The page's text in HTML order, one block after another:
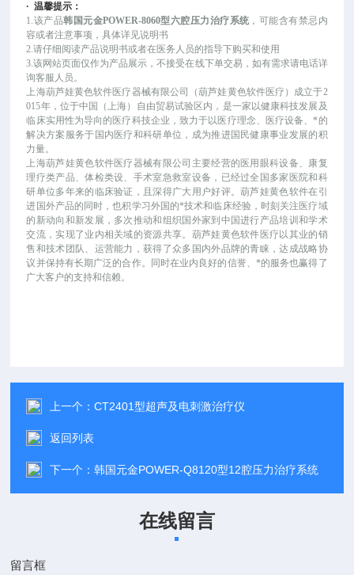
·温馨提示：
1.该产品韩国元金POWER-8060型六腔压力治疗系统 ，可能含有禁忌内
容或者注意事项，具体详见说明书
2.请仔细阅读产品说明书或者在医务人员的指导下购买和使用
3.该网站页面仅作为产品展示，不接受在线下单交易，如有需求请电话详
询客服人员。
上海葫芦娃黄色软件医疗器械有限公司（葫芦娃黄色软件医疗）成立于2
015年，位于中国（上海）自由贸易试验区内，是一家以健康科技发展及
临床实用性为导向的医疗科技企业，致力于以医疗理念、医疗设备、*的
解决方案服务于国内医疗和科研单位，成为推进国民健康事业发展的积
力量。
上海葫芦娃黄色软件医疗器械有限公司主要经营的医用眼科设备、康复
理疗类产品、体检类设、手术室急救室设备，已经过全国多家医院和科
研单位多年来的临床验证，且深得广大用户好评。葫芦娃黄色软件在引
进国外产品的同时，也积学习外国的*技术和临床经验，时刻关注医疗域
的新动向和新发展，多次推动和组织国外家到中国进行产品培训和学术
交流，实现了业内相关域的资源共享。葫芦娃黄色软件医疗以其业的销
售和技术团队、运营能力，获得了众多国内外品牌的青睐，达成战略协
议并保持有长期广泛的合作。同时在业内良好的信誉、*的服务也赢得了
广大客户的支持和信赖。
上一个：CT2401型超声及电刺激治疗仪
返回列表
下一个：韩国元金POWER-Q8120型12腔压力治疗系统
在线留言
留言框